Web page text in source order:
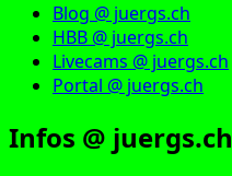
Blog @ juergs.ch
HBB @ juergs.ch
Livecams @ juergs.ch
Portal @ juergs.ch
Infos @ juergs.ch